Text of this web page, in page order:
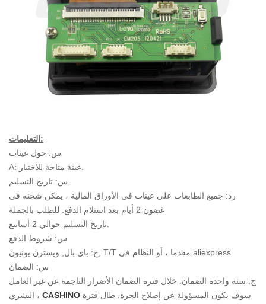
التعليمات:
س: حول عينات
رد: جميع الطابعات على عينات في الأوراق المالية ، يمكن شحنه في
غضون 2 أيام بعد استلام الدفع. للطلب بالجملة
س: شروط الدفع
ج: باي بال, ويسترن يونيون, T/T مقدما ، أو النظام في aliexpress.
س: الضمان
ج: سنة واحدة الضمان. خلال فترة الضمان الأضرار الناجمة عن غير العامل
البشري ، CASHINO سوف يكون المسؤولة عن إصلاح الحرة. طال فترة